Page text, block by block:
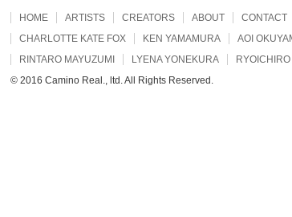
HOME ARTISTS CREATORS ABOUT
CONTACT
CHARLOTTE KATE FOX
KEN YAMAMURA AOI
RINTARO MAYUZUMI
LYENA YONEKURA
RYOICHIRO
© 2016 Camino Real., ltd. All Rights Reserved.